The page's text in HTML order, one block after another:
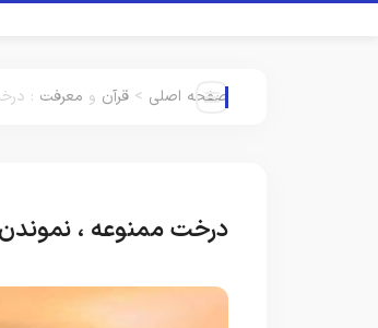
صفحه اصلی > قرآن و معرفت :
درخت ممنوعه ،